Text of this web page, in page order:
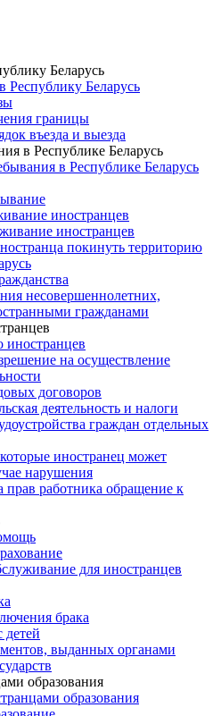
Беларусь
Республику Беларусь
границы
въезда и выезда
в Республике Беларусь
в Республике Беларусь
иностранцев
иностранцев
покинуть территорию
несовершеннолетних,
гражданами
иностранцев
на осуществление
договоров
деятельность и налоги
граждан отдельных
иностранец может
нарушения
прав работника обращение к
для иностранцев
брака
детей
выданных органами
образования
образования